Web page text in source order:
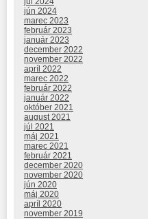
jún 2024
marec 2023
február 2023
január 2023
december 2022
november 2022
apríl 2022
marec 2022
február 2022
január 2022
október 2021
august 2021
júl 2021
máj 2021
marec 2021
február 2021
december 2020
november 2020
jún 2020
máj 2020
apríl 2020
november 2019